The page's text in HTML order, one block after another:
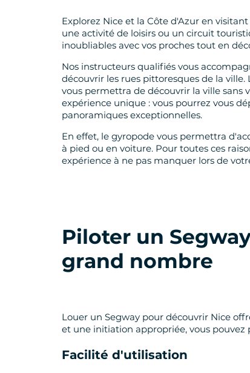
Explorez Nice et la Côte d'Azur en
une activité de loisirs ou un circuit
inoubliables avec vos proches tout en
Nos instructeurs qualifiés vous
découvrir les rues pittoresques de la
vous permettra de découvrir la ville sans
expérience unique : vous pourrez vous
panoramiques exceptionnelles.
En effet, le gyropode vous permettra
à pied ou en voiture. Pour toutes ces
expérience à ne pas manquer lors de
Piloter un
grand nombre
Louer un Segway pour découvrir Nice
et une initiation appropriée, vous
Facilité d'utilisation